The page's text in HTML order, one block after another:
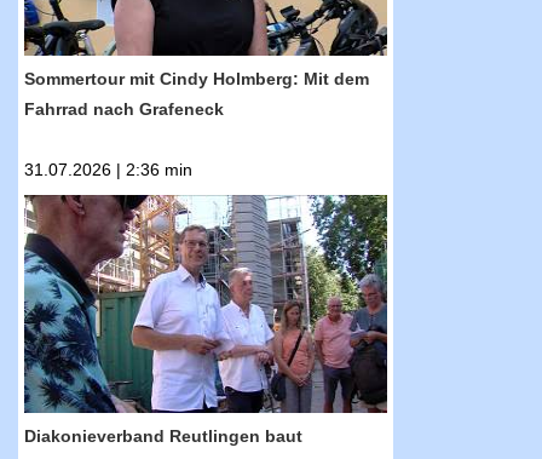
Sommertour mit Cindy Holmberg: Mit dem
Fahrrad nach Grafeneck
31.07.2026 | 2:36 min
RTF.1-Nachrichten: Diakonieverband
Reutlingen baut Clusterwohnungen für
gemeinschaftliches Wohnen
Diakonieverband Reutlingen baut